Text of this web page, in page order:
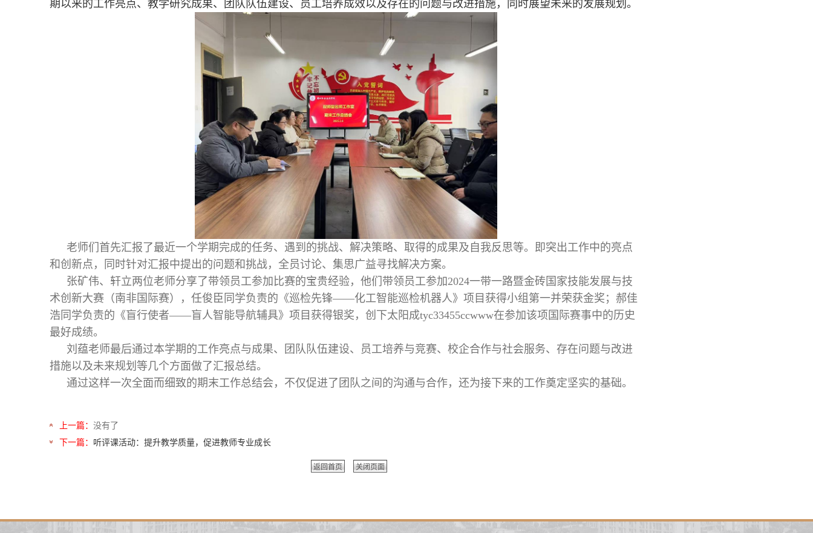
期以来的工作亮点、教学研究成果、团队队伍建设、员工培养成效以及存在的问题与改进措施，同时展望未来的发展规划。
老师们首先汇报了最近一个学期完成的任务、遇到的挑战、解决策略、取得的成果及自我反思等。即突出工作中的亮点
和创新点，同时针对汇报中提出的问题和挑战，全员讨论、集思广益寻找解决方案。
张矿伟、轩立两位老师分享了带领员工参加比赛的宝贵经验，他们带领员工参加2024一带一路暨金砖国家技能发展与技
术创新大赛（南非国际赛），任俊臣同学负责的《巡检先锋——化工智能巡检机器人》项目获得小组第一并荣获金奖；郝佳
浩同学负责的《盲行使者——盲人智能导航辅具》项目获得银奖，创下太阳成tyc33455ccwww在参加该项国际赛事中的历史
最好成绩。
刘蕴老师最后通过本学期的工作亮点与成果、‌团队队伍建设、‌员工培养与竞赛、‌校企合作与社会服务、存在问题与改进
措施以及未来规划等几个方面做了汇报总结。
通过这样一次全面而细致的期末工作总结会，不仅促进了团队之间的沟通与合作，还为接下来的工作奠定坚实的基础。
上一篇： 没有了
下一篇： 听评课活动：提升教学质量，促进教师专业成长
返回首页 关闭页面